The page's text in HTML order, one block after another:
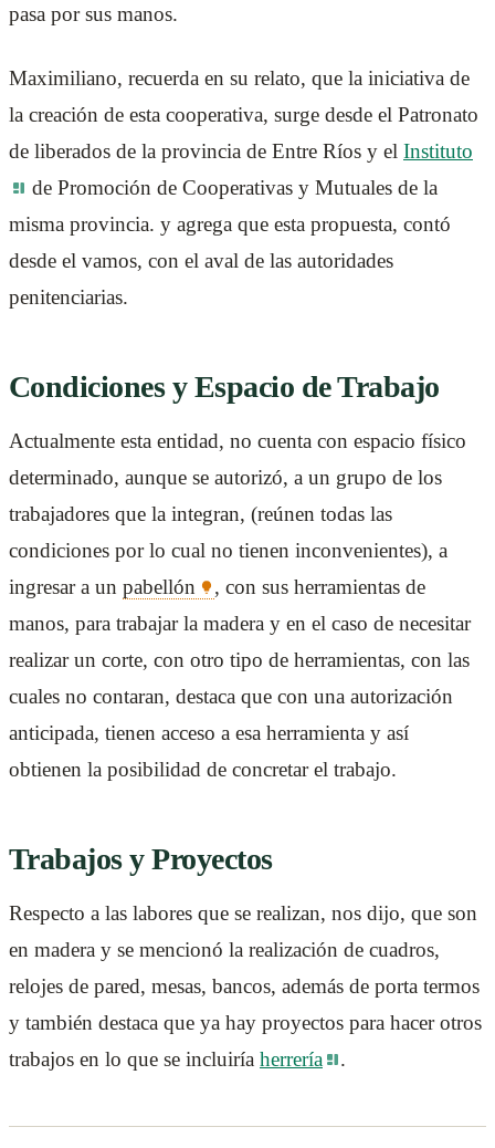
pasa por sus manos.
Maximiliano, recuerda en su relato, que la iniciativa de
la creación de esta cooperativa, surge desde el Patronato
de liberados de la provincia de Entre Ríos y el Instituto
de Promoción de Cooperativas y Mutuales de la
misma provincia. y agrega que esta propuesta, contó
desde el vamos, con el aval de las autoridades
penitenciarias.
Condiciones y Espacio de Trabajo
Actualmente esta entidad, no cuenta con espacio físico
determinado, aunque se autorizó, a un grupo de los
trabajadores que la integran, (reúnen todas las
condiciones por lo cual no tienen inconvenientes), a
ingresar a un pabellón
, con sus herramientas de
manos, para trabajar la madera y en el caso de necesitar
realizar un corte, con otro tipo de herramientas, con las
cuales no contaran, destaca que con una autorización
anticipada, tienen acceso a esa herramienta y así
obtienen la posibilidad de concretar el trabajo.
Trabajos y Proyectos
Respecto a las labores que se realizan, nos dijo, que son
en madera y se mencionó la realización de cuadros,
relojes de pared, mesas, bancos, además de porta termos
y también destaca que ya hay proyectos para hacer otros
trabajos en lo que se incluiría herrería .